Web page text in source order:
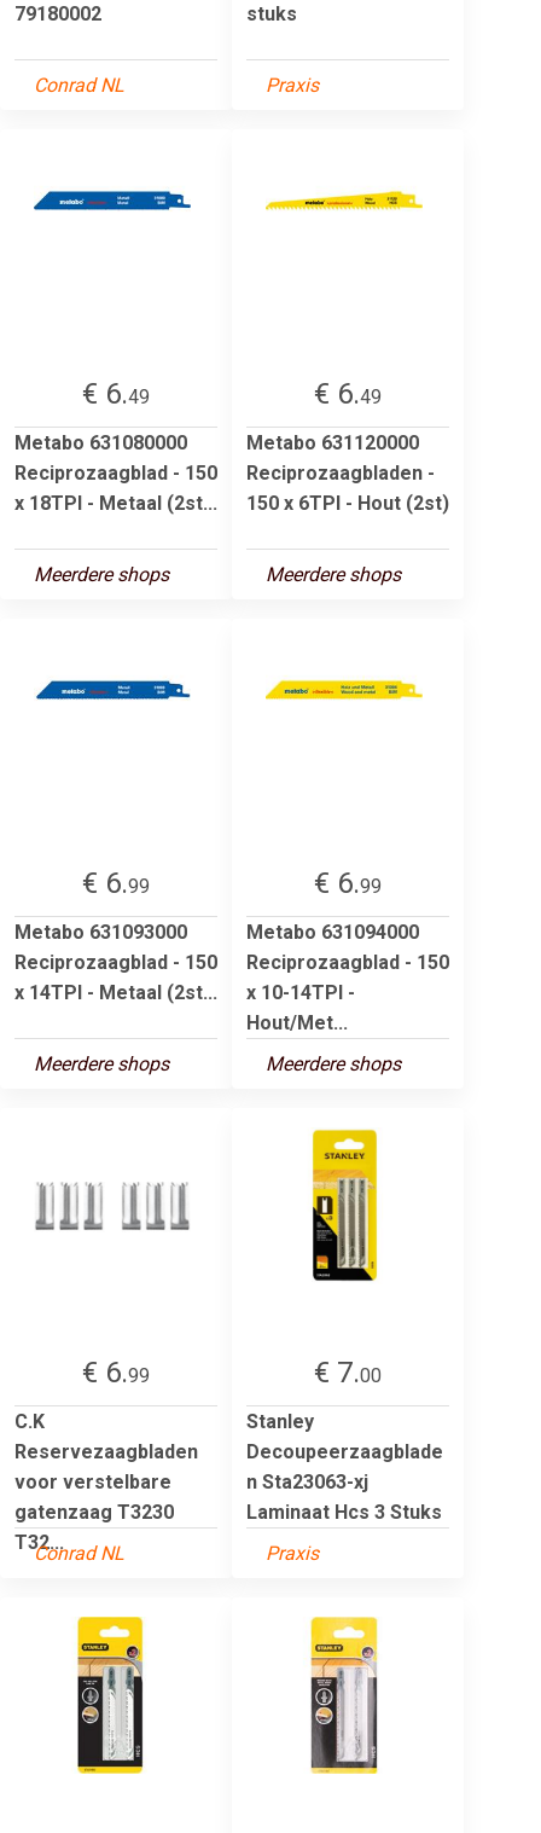
79180002
Conrad NL
stuks
Praxis
€ 6.49
Metabo 631080000
Reciprozaagblad - 150
x 18TPI - Metaal (2st...
Meerdere shops
€ 6.49
Metabo 631120000
Reciprozaagbladen -
150 x 6TPI - Hout (2st)
Meerdere shops
€ 6.99
Metabo 631093000
Reciprozaagblad - 150
x 14TPI - Metaal (2st...
Meerdere shops
€ 6.99
Metabo 631094000
Reciprozaagblad - 150
x 10-14TPI -
Hout/Met...
Meerdere shops
€ 6.99
C.K
Reservezaagbladen
voor verstelbare
gatenzaag T3230
T32...
Conrad NL
€ 7.00
Stanley
Decoupeerzaagblade
n Sta23063-xj
Laminaat Hcs 3 Stuks
Praxis